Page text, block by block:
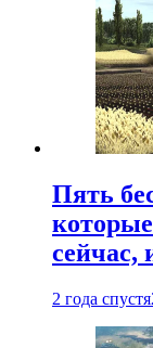
Пять
сейчас,
2 года спустя